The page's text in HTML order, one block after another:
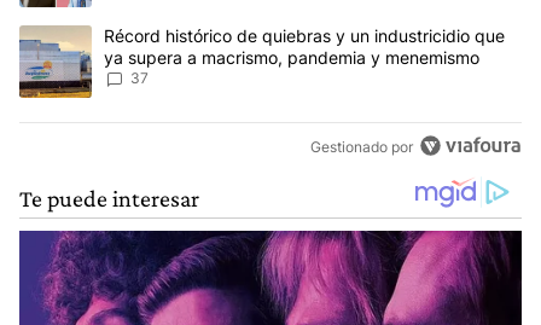
Un artículo de tendencia con el título "Récord histórico de
Récord histórico de quiebras y un industricidio que
ya supera a macrismo, pandemia y menemismo
37
Gestionado por